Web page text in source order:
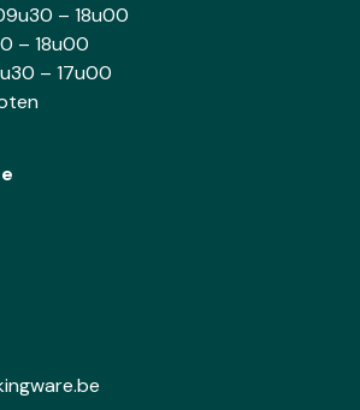
– 18u00
– 18u00
– 17u00